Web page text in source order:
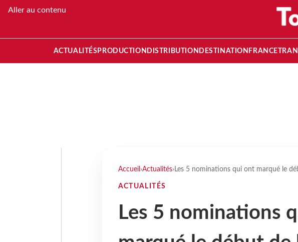
Aller au contenu
ACTUALITÉS PRODUCTION DISTRIBUTION DESTINATION FRANCE
Accueil ›Actualités› Les 5 nominations qui ont marqué le
ACTUALITÉS
Les 5 nominations